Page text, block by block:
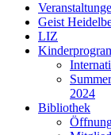
Geist
LIZ
2024
Bibliothek